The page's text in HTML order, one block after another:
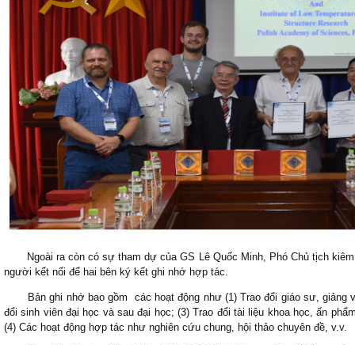
Ngoài ra còn có sự tham dự của GS Lê Quốc Minh, Phó Chủ tịch kiêm
người kết nối để hai bên ký kết ghi nhớ hợp tác.
Bản ghi nhớ bao gồm các hoạt động như (1) Trao đổi giáo sư, giảng
đổi sinh viên đại học và sau đại học; (3) Trao đổi tài liệu khoa học, ấn
(4) Các hoạt động hợp tác như nghiên cứu chung, hội thảo chuyên đề, v.v.